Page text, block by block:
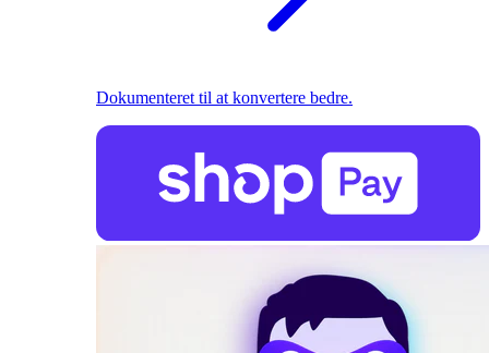
Dokumenteret til at konvertere bedre.